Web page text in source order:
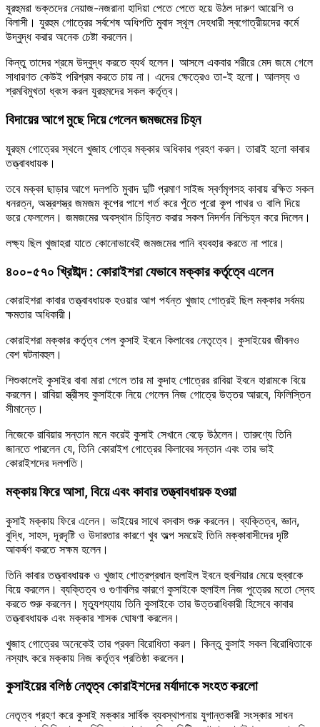
যুরহুমরা ভক্তদের নেয়াজ-নজরানা হাদিয়া পেতে পেতে হয়ে উঠল দারুণ আয়েশি ও
বিলাসী। যুরহুম গোত্রের সর্বশেষ অধিপতি মুবাদ স্থূল দেহধারী স্বগোত্রীয়দের কর্মে
উদ্বুদ্ধ করার অনেক চেষ্টা করলেন।
কিন্তু তাদের শ্রমে উদ্বুদ্ধ করতে ব্যর্থ হলেন। আসলে একবার শরীরে মেদ জমে গেলে
সাধারণত কেউই পরিশ্রম করতে চায় না। এদের ক্ষেত্রেও তা-ই হলো। আলস্য ও
শ্রমবিমুখতা ধ্বংস করল যুরহুমদের সকল কর্তৃত্ব।
বিদায়ের আগে মুছে দিয়ে গেলেন জমজমের চিহ্ন
যুরহুম গোত্রের স্থলে খুজাহ গোত্র মক্কার অধিকার গ্রহণ করল। তারাই হলো কাবার
তত্ত্বাবধায়ক।
তবে মক্কা ছাড়ার আগে দলপতি মুবাদ দুটি প্রমাণ সাইজ স্বর্ণমৃগসহ কাবায় রক্ষিত সকল
ধনরত্ন, অস্ত্রশস্ত্র জমজম কূপের পাশে গর্ত করে পুঁতে পুরো কূপ পাথর ও বালি দিয়ে
ভরে ফেললেন। জমজমের অবস্থান চিহ্নিত করার সকল নিদর্শন নিশ্চিহ্ন করে দিলেন।
লক্ষ্য ছিল খুজাহরা যাতে কোনোভাবেই জমজমের পানি ব্যবহার করতে না পারে।
৪০০-৫৭০ খ্রিষ্টাব্দ : কোরাইশরা যেভাবে মক্কার কর্তৃত্বে এলেন
কোরাইশরা কাবার তত্ত্বাবধায়ক হওয়ার আগ পর্যন্ত খুজাহ গোত্রই ছিল মক্কার সর্বময়
ক্ষমতার অধিকারী।
কোরাইশরা মক্কার কর্তৃত্ব পেল কুসাই ইবনে কিলাবের নেতৃত্বে। কুসাইয়ের জীবনও
বেশ ঘটনাবহুল।
শিশুকালেই কুসাইর বাবা মারা গেলে তার মা কুদাহ গোত্রের রাবিয়া ইবনে হারামকে বিয়ে
করলেন। রাবিয়া স্ত্রীসহ কুসাইকে নিয়ে গেলেন নিজ গোত্রে উত্তর আরবে, ফিলিস্তিন
সীমান্তে।
নিজেকে রাবিয়ার সন্তান মনে করেই কুসাই সেখানে বেড়ে উঠলেন। তারুণ্যে তিনি
জানতে পারলেন যে, তিনি কোরাইশ গোত্রের কিলাবের সন্তান এবং তার ভাই
কোরাইশদের দলপতি।
মক্কায় ফিরে আসা, বিয়ে এবং কাবার তত্ত্বাবধায়ক হওয়া
কুসাই মক্কায় ফিরে এলেন। ভাইয়ের সাথে বসবাস শুরু করলেন। ব্যক্তিত্ব, জ্ঞান,
বুদ্ধি, সাহস, দূরদৃষ্টি ও উদারতার কারণে খুব অল্প সময়েই তিনি মক্কাবাসীদের দৃষ্টি
আকর্ষণ করতে সক্ষম হলেন।
তিনি কাবার তত্ত্বাবধায়ক ও খুজাহ গোত্রপ্রধান হুলাইল ইবনে হুবশিয়ার মেয়ে হুব্বাকে
বিয়ে করলেন। ব্যক্তিত্ব ও গুণাবলির কারণে কুসাইকে হুলাইল নিজ পুত্রের মতো স্নেহ
করতে শুরু করলেন। মৃত্যুশয্যায় তিনি কুসাইকে তার উত্তরাধিকারী হিসেবে কাবার
তত্ত্বাবধায়ক এবং মক্কার শাসক ঘোষণা করলেন।
খুজাহ গোত্রের অনেকেই তার প্রবল বিরোধিতা করল। কিন্তু কুসাই সকল বিরোধিতাকে
নস্যাৎ করে মক্কায় নিজ কর্তৃত্ব প্রতিষ্ঠা করলেন।
কুসাইয়ের বলিষ্ঠ নেতৃত্ব কোরাইশদের মর্যাদাকে সংহত করলো
নেতৃত্ব গ্রহণ করে কুসাই মক্কার সার্বিক ব্যবস্থাপনায় যুগান্তকারী সংস্কার সাধন